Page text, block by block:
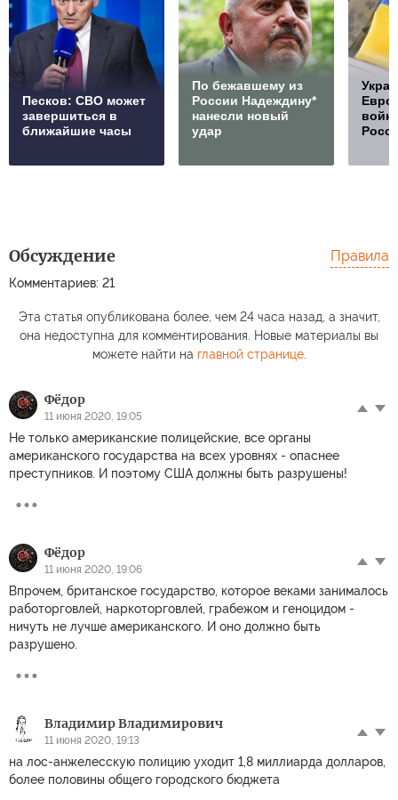
Песков: СВО может
завершиться в
ближайшие часы
По бежавшему из
России Надеждину*
нанесли новый
удар
Обсуждение
Комментариев: 21
Правила
Эта статья опубликована более, чем 24 часа назад, а значит,
она недоступна для комментирования. Новые материалы вы
можете найти на главной странице.
Фёдор
11 июня 2020, 19:05
Не только американские полицейские, все органы
американского государства на всех уровнях - опаснее
преступников. И поэтому США должны быть разрушены!
Фёдор
11 июня 2020, 19:06
Впрочем, британское государство, которое веками занималось
работорговлей, наркоторговлей, грабежом и геноцидом -
ничуть не лучше американского. И оно должно быть
разрушено.
Владимир Владимирович
11 июня 2020, 19:13
на лос-анжелесскую полицию уходит 1,8 миллиарда долларов,
более половины общего городского бюджета